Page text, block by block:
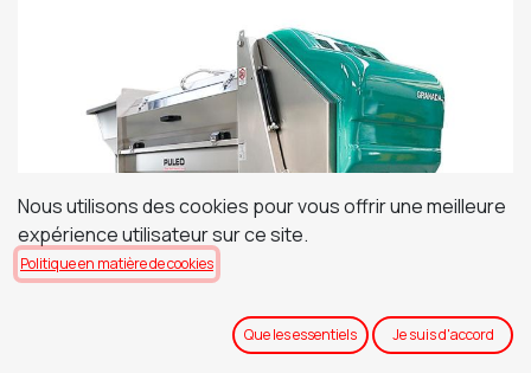
Nous utilisons des cookies pour vous offrir une meilleure
expérience utilisateur sur ce site.
Politique en matière de cookies
Que les essentiels Je suis d'accord